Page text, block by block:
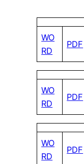
WO
RD
PDF
WO
RD
PDF
WO
RD
PDF